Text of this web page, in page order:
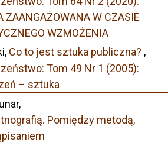
ZAANGAŻOWANA W CZASIE
WZMOŻENIA
Co to jest sztuka publiczna? ,
Tom 49 Nr 1 (2005):
– sztuka
Pomiędzy metodą,